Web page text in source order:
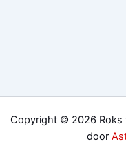
Copyright © 2026 Roks
door